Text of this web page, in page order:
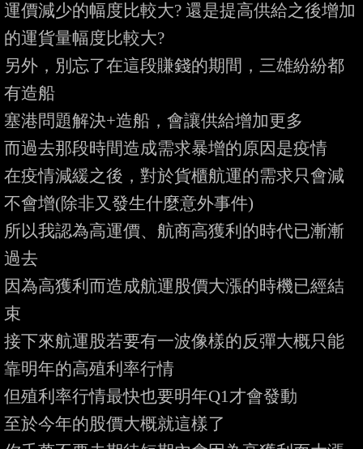
運價減少的幅度比較大? 還是提高供給之後增加
的運貨量幅度比較大?
另外，別忘了在這段賺錢的期間，三雄紛紛都
有造船
塞港問題解決+造船，會讓供給增加更多
而過去那段時間造成需求暴增的原因是疫情
在疫情減緩之後，對於貨櫃航運的需求只會減
不會增(除非又發生什麼意外事件)
所以我認為高運價、航商高獲利的時代已漸漸
過去
因為高獲利而造成航運股價大漲的時機已經結
束
接下來航運股若要有一波像樣的反彈大概只能
靠明年的高殖利率行情
但殖利率行情最快也要明年Q1才會發動
至於今年的股價大概就這樣了